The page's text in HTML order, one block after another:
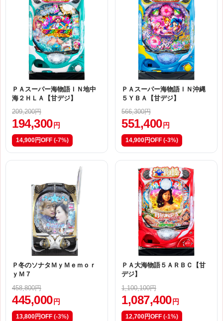
ＰＡスーパー海物語ＩＮ地中
海２ＨＬＡ【甘デジ】
209,200円
194,300 円
14,900円OFF (-7%)
ＰＡスーパー海物語ＩＮ沖縄
５ＹＢＡ【甘デジ】
566,300円
551,400 円
14,900円OFF (-3%)
Ｐ冬のソナタＭｙＭｅｍｏｒ
ｙＭ７
458,800円
445,000 円
13,800円OFF (-3%)
ＰＡ大海物語５ＡＲＢＣ【甘
デジ】
1,100,100円
1,087,400 円
12,700円OFF (-1%)